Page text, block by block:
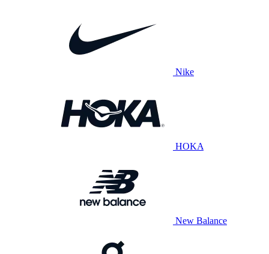
Nike
HOKA
New Balance